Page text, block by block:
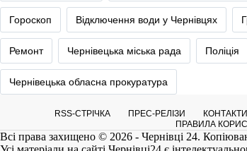
Гороскоп Відключення води у Чернівцях
Ремонт Чернівецька міська рада Поліція
Чернівецька обласна прокуратура
RSS-СТРІЧКА ПРЕС-РЕЛІЗИ КОНТАКТИ
ПРАВИЛА
Всі права захищено © 2026 - Чернівці 24.